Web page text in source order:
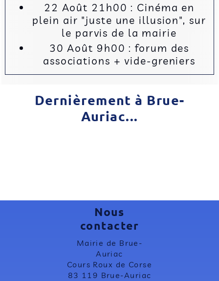
22 Août 21h00 : Cinéma en
plein air "juste une illusion", sur
le parvis de la mairie
30 Août 9h00 : forum des
associations + vide-greniers
Dernièrement à Brue-
Auriac...
Nous
contacter
Mairie de Brue-
Auriac
Cours Roux de Corse
83 119 Brue-Auriac